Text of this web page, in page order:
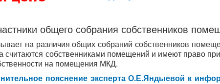
общего собрания собственников
на различия общих собраний собственников
считаются собственниками помещений и имеют право
на помещения МКД.
пояснение эксперта О.Е.Яндыевой к